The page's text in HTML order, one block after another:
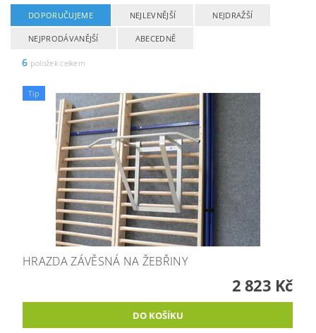
DOPORUČUJEME NEJLEVNĚJŠÍ NEJDRAŽŠÍ
NEJPRODÁVANĚJŠÍ ABECEDNĚ
6 položek celkem
Tip
HRAZDA ZÁVĚSNÁ NA ŽEBŘINY
2 823 Kč